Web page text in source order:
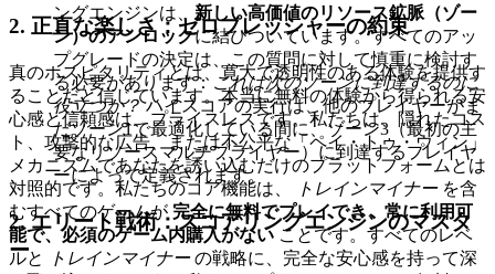
ングエンジンは、 新しい高価値のリソース鉱脈（ゾー
ン）のアンロックに結びついています。すべてのアッ
プグレードの決定は、この質問に対して慎重に検討す
る必要があります： これは次のゾーンに到達するのに
役立つか？ハイスコアの実行は、他のプレイヤーがま
だゾーン1で最適化している間に、ゾーン3（最初の主
要なリソースマルチプライヤー）に到達するプレイヤ
ーによって定義されます。
2. エリート戦術：スコアリングエンジンのマスタ
ー
2. 正直な楽しさ：ゼロプレッシャーの約束
真のホスピタリティとは、寛大で透明性のある体験を提供す
ることだと信じています。本当に無料の体験から得られる安
心感と信頼感は、プライスレスです。私たちは、隠れたコス
ト、攻撃的な広告、または不公平な「ペイ・トゥ・ウィン」
メカニズムであなたを誘い込むだけのプラットフォームとは
対照的です。私たちのコア機能は、
トレインマイナーを含
むすべてのゲームが 完全に無料でプレイでき、常に利用可
能で、必須のゲーム内購入がない ことです。すべてのレベ
ルと
トレインマイナーの戦略に、完全な安心感を持って深